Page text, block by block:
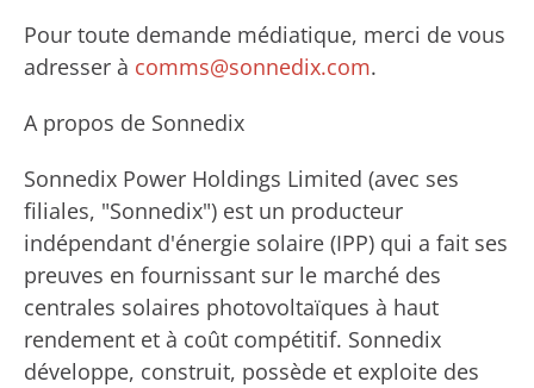
Pour toute demande médiatique, merci de vous
adresser à comms@sonnedix.com.
A propos de Sonnedix
Sonnedix Power Holdings Limited (avec ses
filiales, "Sonnedix") est un producteur
indépendant d'énergie solaire (IPP) qui a fait ses
preuves en fournissant sur le marché des
centrales solaires photovoltaïques à haut
rendement et à coût compétitif. Sonnedix
développe, construit, possède et exploite des